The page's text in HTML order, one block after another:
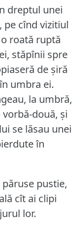
dreptul unei
pe cînd vizitiul
roată ruptă
stăpînii spre
de șiră
umbra ei.
la umbră,
două, și
se lăsau unei
în
pustie,
cît ai clipi
lor.